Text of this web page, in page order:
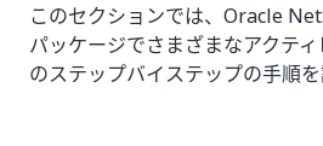
このセクションでは、Oracle
パッケージでさまざまなアクテ
のステップバイステップの手順を